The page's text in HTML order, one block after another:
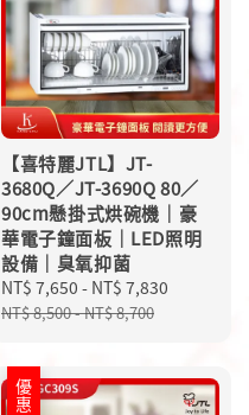
【喜特麗JTL】JT-
3680Q／JT-3690Q 80／
90cm懸掛式烘碗機｜豪
華電子鐘面板｜LED照明
設備｜臭氧抑菌
Sale
price
NT$ 7,650 - NT$ 7,830
NT$ 8,500-NT$ 8,700
優惠